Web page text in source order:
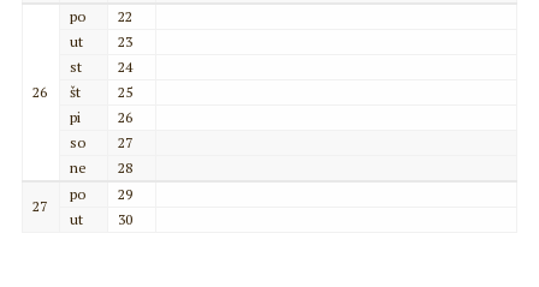
26
po
22
ut
23
st
24
št
25
pi
26
so
27
ne
28
27
po
29
ut
30